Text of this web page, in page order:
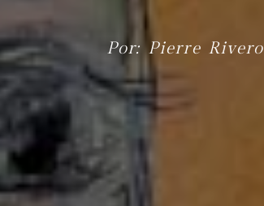
Por: Pierre Rivero